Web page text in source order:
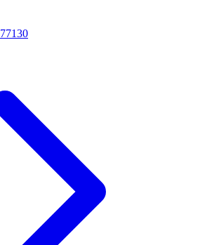
77130